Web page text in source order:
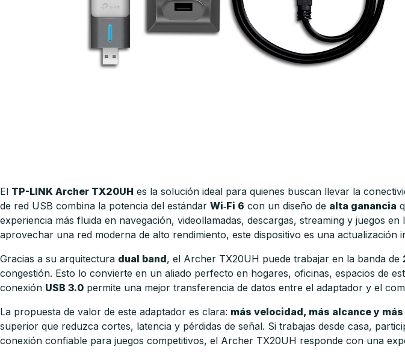
El TP-LINK Archer TX20UH es la solución ideal para quienes buscan llevar la
de red USB combina la potencia del estándar Wi‑Fi 6 con un diseño de alta ganancia
experiencia más fluida en navegación, videollamadas, descargas, streaming y juegos
aprovechar una red moderna de alto rendimiento, este dispositivo es una actualización
Gracias a su arquitectura dual band, el Archer TX20UH puede trabajar en la banda de
congestión. Esto lo convierte en un aliado perfecto en hogares, oficinas, espacios de
conexión USB 3.0 permite una mejor transferencia de datos entre el adaptador y el
La propuesta de valor de este adaptador es clara: más velocidad, más alcance y
superior que reduzca cortes, latencia y pérdidas de señal. Si trabajas desde casa,
conexión confiable para juegos competitivos, el Archer TX20UH responde con una